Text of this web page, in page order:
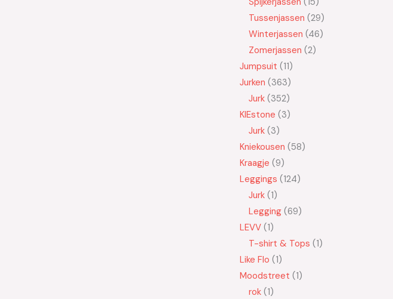
Tussenjassen 29
Winterjassen 46
Zomerjassen 2
Jumpsuit 11
Jurken 363
Jurk 352
KIEstone 3
Jurk 3
Kniekousen 58
Kraagje 9
Leggings 124
Jurk 1
Legging 69
LEVV 1
T-shirt & Tops 1
Like Flo 1
Moodstreet 1
rok 1